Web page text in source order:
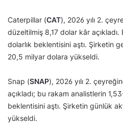
Caterpillar (CAT), 2026 yılı 2.
düzeltilmiş 8,17 dolar kâr
dolarlık beklentisini aştı. Şirketin
20,5 milyar dolara yükseldi.
Snap (SNAP), 2026 yılı 2.
açıkladı; bu rakam analistlerin
beklentisini aştı. Şirketin günlük
yükseldi.